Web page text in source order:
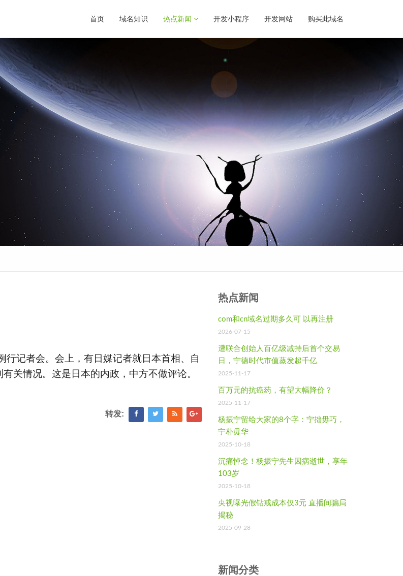
首页 域名知识 热点新闻 开发小程序 开发网站 购买此域名
记者会。会上，有日媒记者就日本首相、自
关情况。这是日本的内政，中方不做评论。
转发:
热点新闻
com和cn域名过期多久可 以再注册
2026-07-15
遭联合创始人百亿级减持后首个交易
日，宁德时代市值蒸发超千亿
2025-11-17
百万元的抗癌药，有望大幅降价？
2025-11-17
杨振宁留给大家的8个字：宁拙毋巧，
宁朴毋华
2025-10-18
沉痛悼念！杨振宁先生因病逝世，享年
103岁
2025-10-18
央视曝光假钻戒成本仅3元 直播间骗局
揭秘
2025-09-28
新闻分类